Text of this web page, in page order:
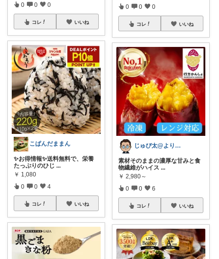
0 0 0
コレ いいね
こぱんだままん
✨お得情報✨送料無料で、栄養
たっぷりのひじ ...
￥ 1,080
0 0 4
コレ いいね
0 0 0
コレ いいね
じゅぴ太@より良い暮らし
素材そのままの濃厚な甘みと食
物繊維がハイス ...
￥ 2,980～
0 0 6
コレ いいね